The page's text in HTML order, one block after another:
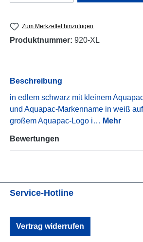
Zum Merkzettel hinzufügen
Produktnummer: 920-XL
Beschreibung
in edlem schwarz mit kleinem
und Aquapac-Markenname in weiß
großem Aquapac-Logo i… Mehr
Bewertungen
Service-Hotline
Vertrag widerrufen